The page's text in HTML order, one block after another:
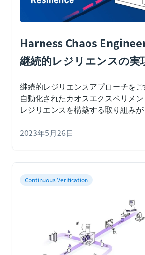
Harness Chaos
継続的レジリエンスの実
継続的レジリエンスアプローチをご
自動化されたカオスエクスペリメン
レジリエンスを構築する取り組み
カオスエンジニアリングを実践する
ての構成要素が付属しています。
を検証する科学的手法です。ここで
ジニアリングの概念については詳し
んが、継続的レジリエンスと呼ば
的な実装アプローチについて見てみ
オスエンジニアリングの基本を理解
2023年5月26日
Continuous Verification